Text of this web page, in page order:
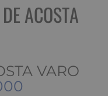
ACOSTA
VARO